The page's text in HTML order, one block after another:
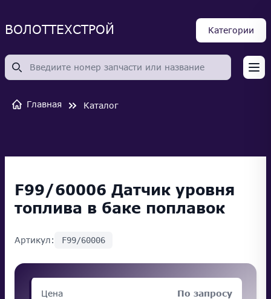
ВОЛОТТЕХСТРОЙ Категории
Главная Каталог
F99/60006 Датчик уровня
топлива в баке поплавок
Артикул: F99/60006
Цена По запросу